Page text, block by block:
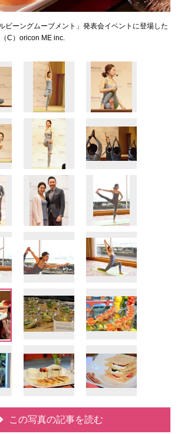
ビーングムーブメント」発表会イベントに登場した
C）oricon ME inc.
この写真の記事を読む